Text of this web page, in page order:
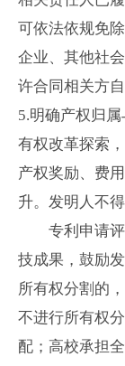
可依法依规免
企业、其他社
许合同相关方
5.明确产权归
有权改革探索
产权奖励、费
升。发明人不
专利申请评
技成果，鼓励
所有权分割的
不进行所有权
配；高校承担